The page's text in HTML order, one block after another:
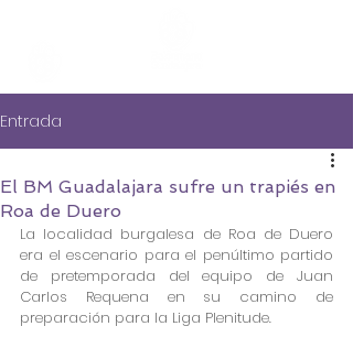
Entrada
El BM Guadalajara sufre un trapiés en
Roa de Duero
La localidad burgalesa de Roa de Duero
era el escenario para el penúltimo partido
de pretemporada del equipo de Juan
Carlos Requena en su camino de
preparación para la Liga Plenitude.